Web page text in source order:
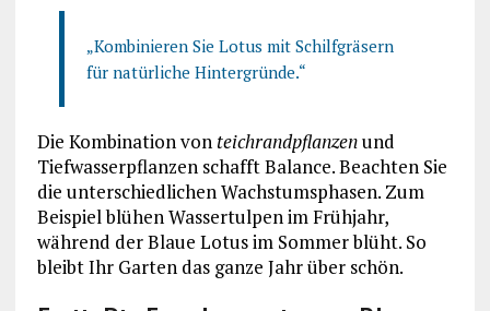
„Kombinieren Sie Lotus mit Schilfgräsern
für natürliche Hintergründe.“
Die Kombination von teichrandpflanzenund
Tiefwasserpflanzen schafft Balance. Beachten Sie
die unterschiedlichen Wachstumsphasen. Zum
Beispiel blühen Wassertulpen im Frühjahr,
während der Blaue Lotus im Sommer blüht. So
bleibt Ihr Garten das ganze Jahr über schön.